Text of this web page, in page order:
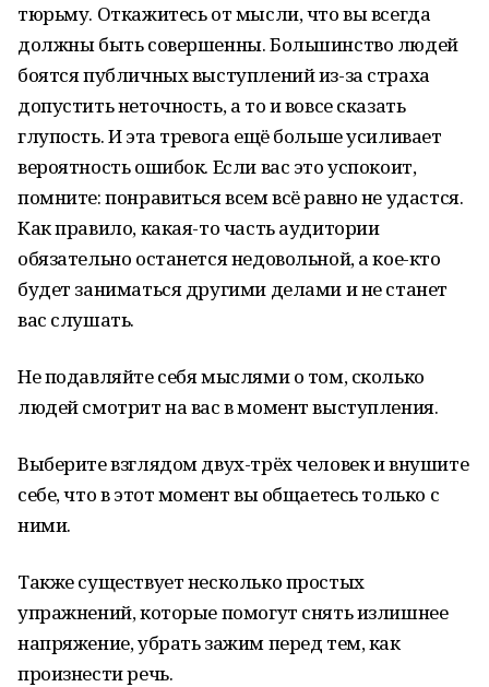
тюрьму. Откажитесь от мысли, что вы всегда
должны быть совершенны. Большинство людей
боятся публичных выступлений из-за страха
допустить неточность, а то и вовсе сказать
глупость. И эта тревога ещё больше усиливает
вероятность ошибок. Если вас это успокоит,
помните: понравиться всем всё равно не удастся.
Как правило, какая-то часть аудитории
обязательно останется недовольной, а кое-кто
будет заниматься другими делами и не станет
вас слушать.
Не подавляйте себя мыслями о том, сколько
людей смотрит на вас в момент выступления.
Выберите взглядом двух-трёх человек и внушите
себе, что в этот момент вы общаетесь только с
ними.
Также существует несколько простых
упражнений, которые помогут снять излишнее
напряжение, убрать зажим перед тем, как
произнести речь.